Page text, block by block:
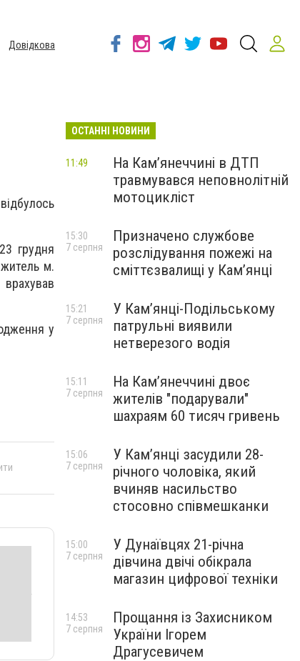
Довідкова
грудня
м.
у
ОСТАННІ НОВИНИ
На Кам’янеччині в ДТП
травмувався неповнолітній
мотоцикліст
11:49
Призначено службове
розслідування пожежі на
сміттєзвалищі у Кам’янці
15:30
7 серпня
У Кам’янці-Подільському
патрульні виявили
нетверезого водія
15:21
7 серпня
На Камʼянеччині двоє
жителів "подарували"
шахраям 60 тисяч гривень
15:11
7 серпня
У Камʼянці засудили 28-
річного чоловіка, який
вчиняв насильство
стосовно співмешканки
15:06
7 серпня
У Дунаївцях 21-річна
дівчина двічі обікрала
магазин цифрової техніки
15:00
7 серпня
Прощання із Захисником
України Ігорем
Драгусевичем
14:53
7 серпня